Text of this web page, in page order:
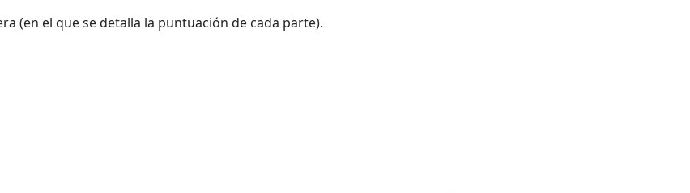
(en el que se detalla la puntuación de cada parte).